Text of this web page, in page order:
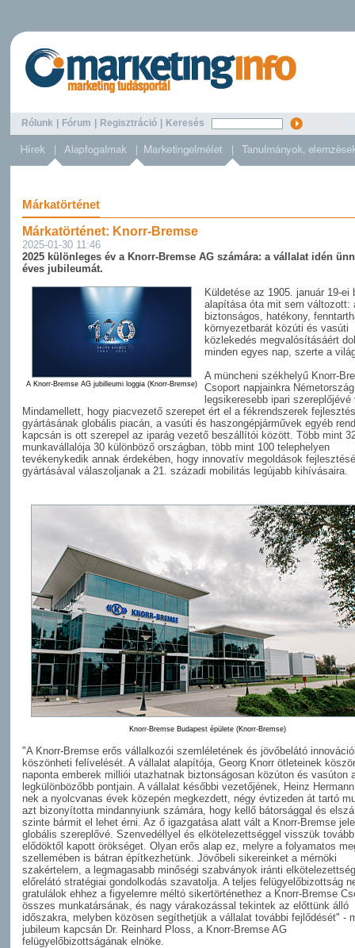
Rólunk Fórum Regisztráció Keresés
Márkatörténet
Márkatörténet: Knorr-Bremse
2025-01-30 11:46
2025 különleges év a Knorr-Bremse AG számára: a vállalat idén
éves jubileumát.
A Knorr-Bremse AG jubilleumi loggia (Knorr-Bremse)
Küldetése az 1905. január 19-ei
alapítása óta mit sem változott:
biztonságos, hatékony,
környezetbarát közúti és vasúti
közlekedés megvalósításáért
minden egyes nap, szerte a
A müncheni székhelyű Knorr-
Csoport napjainkra
legsikeresebb ipari szereplőjévé
Mindamellett, hogy piacvezető szerepet ért el a fékrendszerek
gyártásának globális piacán, a vasúti és haszongépjárművek egyéb
kapcsán is ott szerepel az iparág vezető beszállítói között. Több mint
munkavállalója 30 különböző országban, több mint 100 telephelyen
tevékenykedik annak érdekében, hogy innovatív megoldások
gyártásával válaszoljanak a 21. századi mobilitás legújabb kihívásaira.
Knorr-Bremse Budapest épülete (Knorr-Bremse)
"A Knorr-Bremse erős vállalkozói szemléletének és jövőbelátó
köszönheti felívelését. A vállalat alapítója, Georg Knorr ötleteinek
naponta emberek milliói utazhatnak biztonságosan közúton és vasúton
legkülönbözőbb pontjain. A vállalat későbbi vezetőjének, Heinz
nek a nyolcvanas évek közepén megkezdett, négy évtizeden át tartó
azt bizonyította mindannyiunk számára, hogy kellő bátorsággal és
szinte bármit el lehet érni. Az ő igazgatása alatt vált a Knorr-Bremse
globális szereplővé. Szenvedéllyel és elkötelezettséggel visszük
elődöktől kapott örökséget. Olyan erős alap ez, melyre a folyamatos
szellemében is bátran építkezhetünk. Jövőbeli sikereinket a mérnöki
szakértelem, a legmagasabb minőségi szabványok iránti
előrelátó stratégiai gondolkodás szavatolja. A teljes felügyelőbizottság
gratulálok ehhez a figyelemre méltó sikertörténethez a Knorr-Bremse
összes munkatársának, és nagy várakozással tekintek az előttünk álló
időszakra, melyben közösen segíthetjük a vállalat további fejlődését" -
jubileum kapcsán Dr. Reinhard Ploss, a Knorr-Bremse AG
felügyelőbizottságának elnöke.